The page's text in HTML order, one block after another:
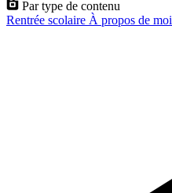
Par type de contenu
Rentrée scolaire À propos de moi